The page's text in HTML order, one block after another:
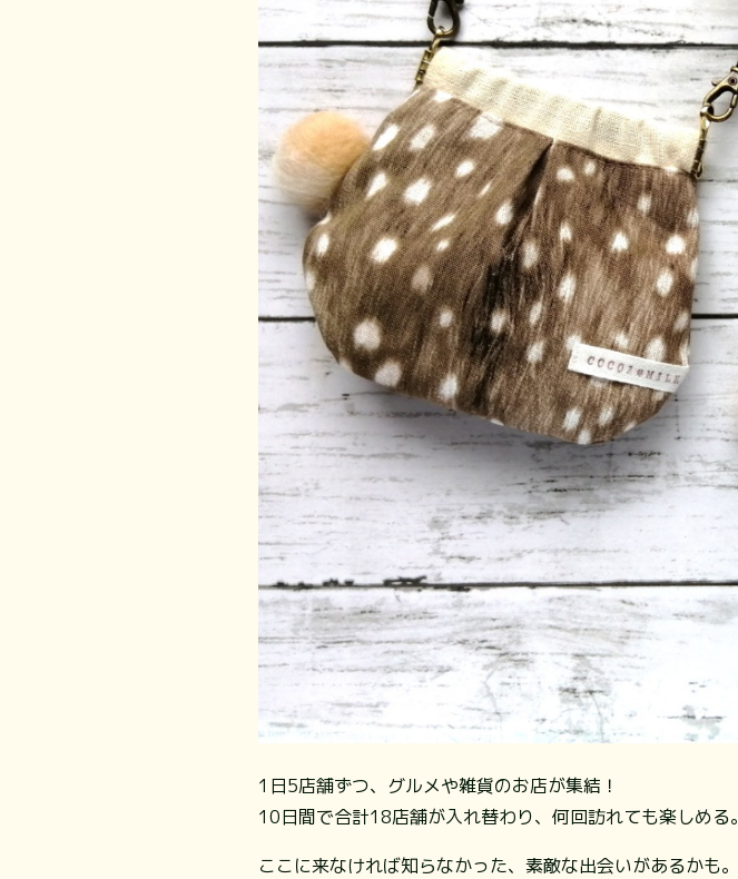
1日5店舗ずつ、グルメや雑貨のお店が集結！
10日間で合計18店舗が入れ替わり、何回訪れても楽しめる。
ここに来なければ知らなかった、素敵な出会いがあるかも。